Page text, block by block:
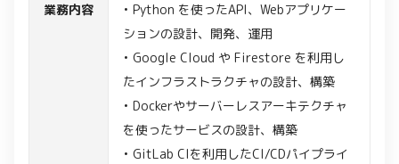
業務内容
• Python を使ったAPI、Webアプリケー
ションの設計、開発、運用
• Google Cloud や Firestore を利用し
たインフラストラクチャの設計、構築
• Dockerやサーバーレスアーキテクチャ
を使ったサービスの設計、構築
• GitLab CIを利用したCI/CDパイプライ